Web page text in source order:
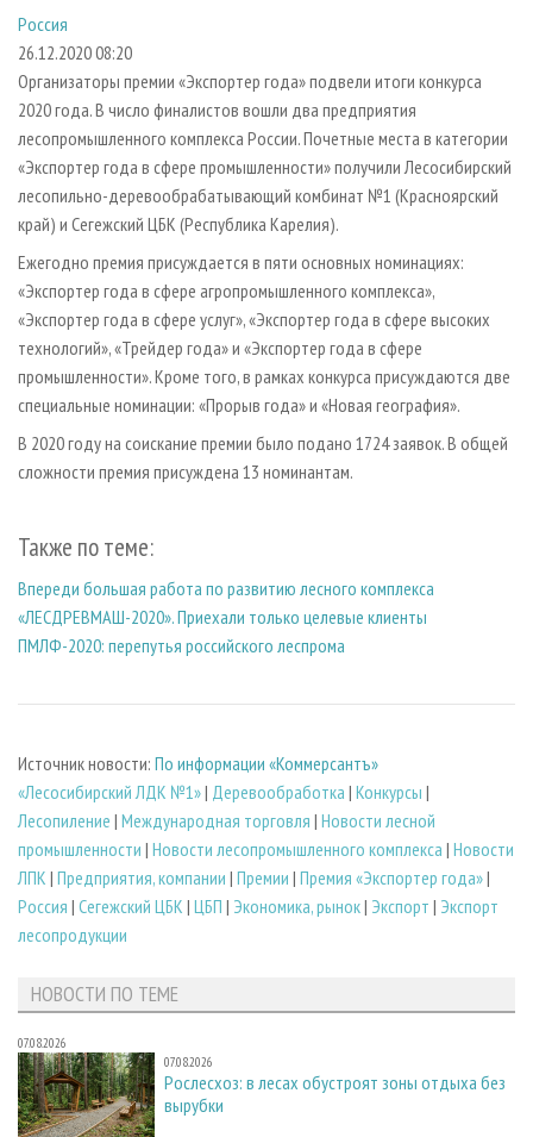
СУШКА ДРЕВЕСИНЫ
ПРОИЗВОДСТВО ДРЕВЕСНЫХ ПЛИТ
ДЕРЕВЯННОЕ ДОМОСТРОЕНИЕ
ПРОИЗВОДСТВО МЕБЕЛИ
БИОЭНЕРГЕТИКА
ИНСТРУМЕНТ И МАТЕРИАЛЫ
ПЕРСОНЫ
МОБИЛЬНЫЕ ВЫСТАВКИ
ОФИЦИАЛЬНЫЕ ДЕЛЕГАЦИИ
ПРИОРИТЕТНЫЕ ИНВЕСТПРОЕКТЫ
RUSSIAN FORESTRY REVIEW
БИБЛИОТЕКА СПЕЦИАЛИСТА
КОНТАКТЫ
РЕКЛАМОДАТЕЛЯМ
РЕКЛАМА
РЕКЛАМА НА САЙТЕ
Россия
26.12.2020 08:20
Организаторы премии «Экспортер года» подвели итоги конкурса
2020 года. В число финалистов вошли два предприятия
лесопромышленного комплекса России. Почетные места в категории
«Экспортер года в сфере промышленности» получили Лесосибирский
лесопильно-деревообрабатывающий комбинат №1 (Красноярский
край) и Сегежский ЦБК (Республика Карелия).
Ежегодно премия присуждается в пяти основных номинациях:
«Экспортер года в сфере агропромышленного комплекса»,
«Экспортер года в сфере услуг», «Экспортер года в сфере высоких
технологий», «Трейдер года» и «Экспортер года в сфере
промышленности». Кроме того, в рамках конкурса присуждаются две
специальные номинации: «Прорыв года» и «Новая география».
В 2020 году на соискание премии было подано 1724 заявок. В общей
сложности премия присуждена 13 номинантам.
Также по теме:
Впереди большая работа по развитию лесного комплекса
«ЛЕСДРЕВМАШ-2020». Приехали только целевые клиенты
ПМЛФ-2020: перепутья российского леспрома
Источник новости: По информации «Коммерсантъ»
«Лесосибирский ЛДК №1»| Деревообработка | Конкурсы |
Лесопиление | Международная торговля | Новости лесной
промышленности | Новости лесопромышленного комплекса | Новости
ЛПК | Предприятия, компании | Премии | Премия «Экспортер года»|
Россия | Сегежский ЦБК | ЦБП | Экономика, рынок| Экспорт | Экспорт
лесопродукции
НОВОСТИ ПО ТЕМЕ
07.08.2026
07.08.2026
Рослесхоз: в лесах обустроят зоны отдыха без
вырубки